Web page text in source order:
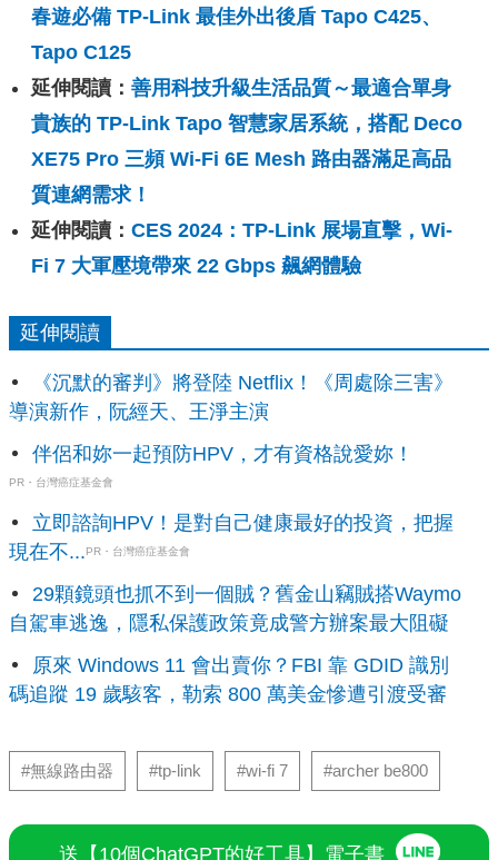
春遊必備 TP-Link 最佳外出後盾 Tapo C425、
Tapo C125
延伸閱讀： 善用科技升級生活品質～最適合單身
貴族的 TP-Link Tapo 智慧家居系統，搭配 Deco
XE75 Pro 三頻 Wi-Fi 6E Mesh 路由器滿足高品
質連網需求！
延伸閱讀： CES 2024：TP-Link 展場直擊，Wi-
Fi 7 大軍壓境帶來 22 Gbps 飆網體驗
延伸閱讀
《沉默的審判》將登陸 Netflix！《周處除三害》
導演新作，阮經天、王淨主演
伴侶和妳一起預防HPV，才有資格說愛妳！
PR・台灣癌症基金會
立即諮詢HPV！是對自己健康最好的投資，把握
現在不...PR・台灣癌症基金會
29顆鏡頭也抓不到一個賊？舊金山竊賊搭Waymo
自駕車逃逸，隱私保護政策竟成警方辦案最大阻礙
原來 Windows 11 會出賣你？FBI 靠 GDID 識別
碼追蹤 19 歲駭客，勒索 800 萬美金慘遭引渡受審
#無線路由器 #tp-link #wi-fi 7 #archer be800
送【10個ChatGPT的好工具】電子書